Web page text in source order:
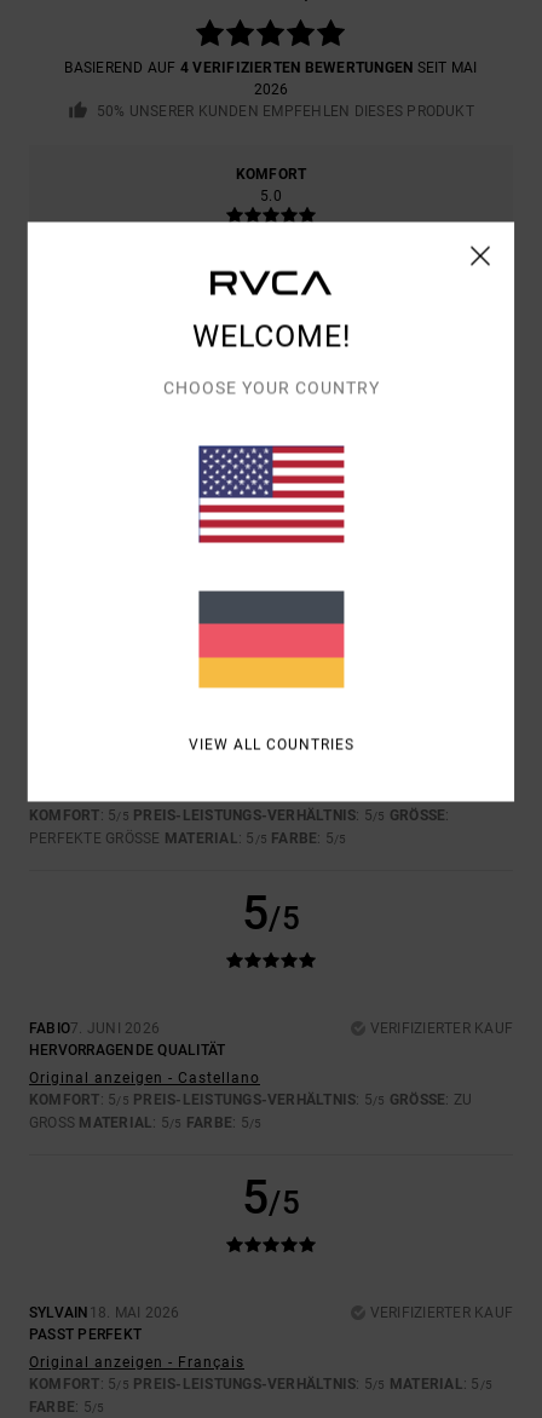
BASIEREND AUF 4 VERIFIZIERTEN BEWERTUNGEN SEIT MAI
2026
50% UNSERER KUNDEN EMPFEHLEN DIESES PRODUKT
KOMFORT
5.0
PREIS-LEISTUNGS-VERHÄLTNIS
5.0
FARBE
5.0
5/5
30. JUNI 2026
KOMFORT: 5/5 PREIS-LEISTUNGS-VERHÄLTNIS: 5/5 GRÖSSE :
PERFEKTE GRÖSSE MATERIAL: 5 /5 FARBE: 5/5
5/5
FABIO7. JUNI 2026
VERIFIZIERTER KAUF
HERVORRAGENDE QUALITÄT
Original anzeigen - Castellano
KOMFORT: 5/5 PREIS-LEISTUNGS-VERHÄLTNIS: 5/5 GRÖSSE : ZU
GROSS MATERIAL: 5/5 FARBE: 5/5
5/5
SYLVAIN 18. MAI 2026
VERIFIZIERTER KAUF
PASST PERFEKT
Original anzeigen - Français
KOMFORT: 5/5 PREIS-LEISTUNGS-VERHÄLTNIS: 5/5 MATERIAL: 5 /5
FARBE: 5/5
WELCOME!
CHOOSE YOUR COUNTRY
VIEW ALL COUNTRIES